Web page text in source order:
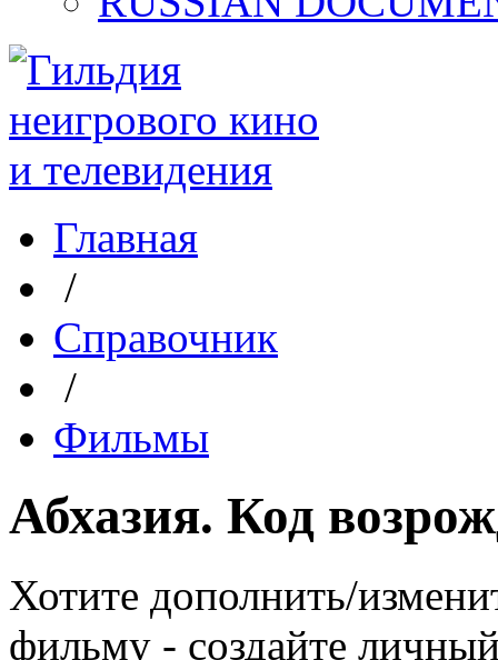
Главная
/
Справочник
/
Фильмы
Абхазия. Код
Хотите дополнить/
фильму - создайте